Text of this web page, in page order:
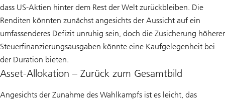
dass US-Aktien hinter dem Rest der Welt zurückbleiben. Die
Renditen könnten zunächst angesichts der Aussicht auf ein
umfassenderes Defizit unruhig sein, doch die Zusicherung höherer
Steuerfinanzierungsausgaben könnte eine Kaufgelegenheit bei
der Duration bieten.
Asset-Allokation – Zurück zum Gesamtbild
Angesichts der Zunahme des Wahlkampfs ist es leicht, das